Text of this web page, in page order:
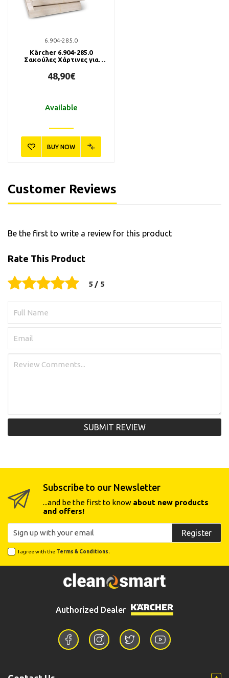
6.904-285.0
Kärcher 6.904-285.0
Σακούλες Χάρτινες για
48,90€
Available
BUY NOW
Customer Reviews
Be the first to write a review for this product
Rate This Product
SUBMIT REVIEW
Subscribe to our Newsletter
...and be the first to know about new products
and offers!
Register
I agree with the Terms & Conditions.
Authorized Dealer